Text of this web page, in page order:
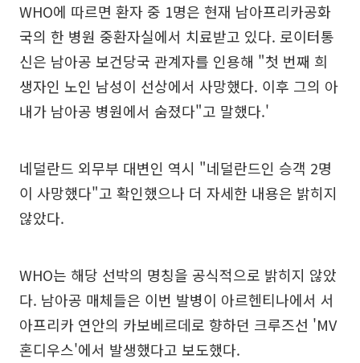
WHO에 따르면 환자 중 1명은 현재 남아프리카공화
국의 한 병원 중환자실에서 치료받고 있다. 로이터통
신은 남아공 보건당국 관계자를 인용해 "첫 번째 희
생자인 노인 남성이 선상에서 사망했다. 이후 그의 아
내가 남아공 병원에서 숨졌다"고 말했다.'
네덜란드 외무부 대변인 역시 "네덜란드인 승객 2명
이 사망했다"고 확인했으나 더 자세한 내용은 밝히지
않았다.
WHO는 해당 선박의 명칭을 공식적으로 밝히지 않았
다. 남아공 매체들은 이번 발병이 아르헨티나에서 서
아프리카 연안의 카보베르데로 향하던 크루즈선 'MV
혼디우스'에서 발생했다고 보도했다.